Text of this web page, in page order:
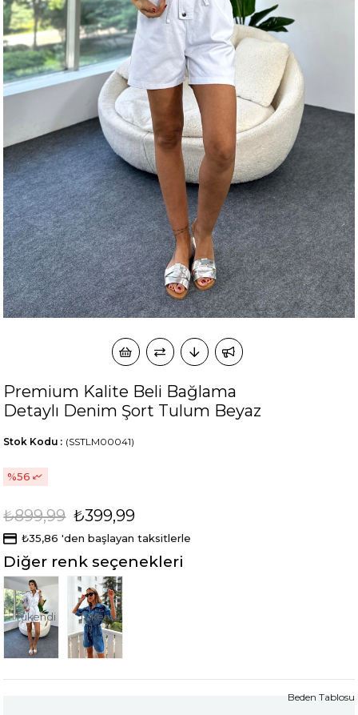
Premium Kalite Beli Bağlama
Detaylı Denim Şort Tulum Beyaz
(SSTLM00041)
Stok Kodu
56
₺899,99 ₺399,99
₺35,86 'den başlayan taksitlerle
Diğer renk seçenekleri
Tükendi Tükendi
Beden Tablosu
okudum onay veriyorum.
Paylaştığım bilgilerin KVKK kapsamında tarafınızca korunmasını, sms ve
WhatsApp üzerinden bilgilendirmeleri almayı kabul ediyorum.
Çevir Kazan